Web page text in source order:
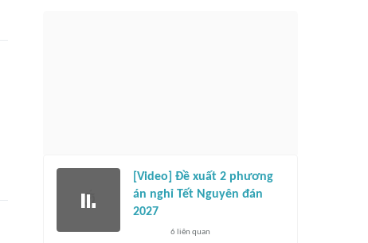
[Video] Đề xuất 2 phương
án nghỉ Tết Nguyên đán
2027
6 liên quan